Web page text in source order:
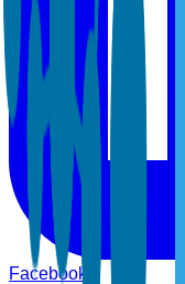
Facebook